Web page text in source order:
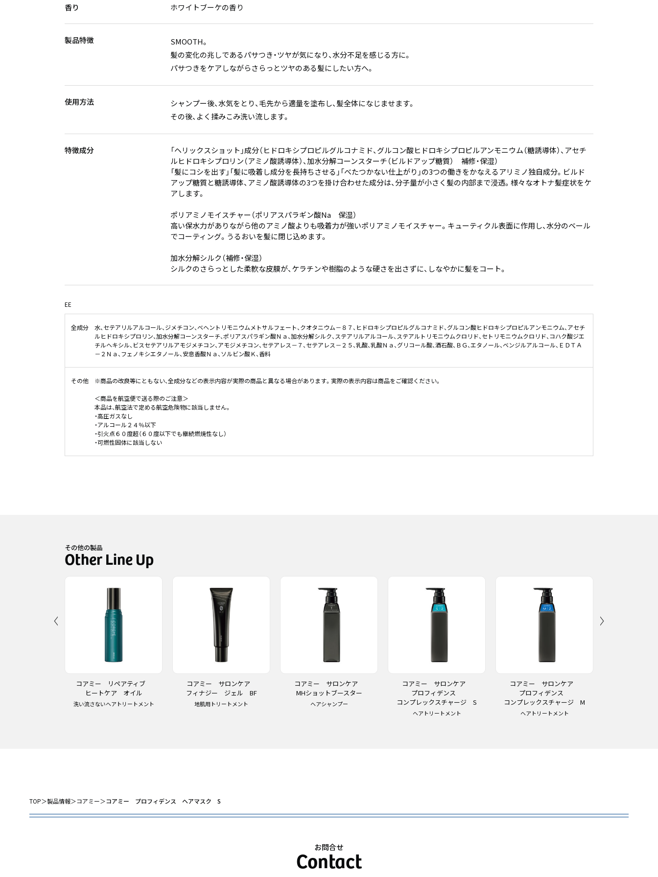
香り ホワイトブーケの香り
製品特徴
SMOOTH。
髪の変化の兆しであるパサつき・ツヤが気になり、水分不足を感じる方に。
パサつきをケアしながらさらっとツヤのある髪にしたい方へ。
使用方法
シャンプー後、水気をとり、毛先から適量を塗布し、髪全体になじませます。
その後、よく揉みこみ洗い流します。
特徴成分
「ヘリックスショット」成分（ヒドロキシプロピルグルコナミド、グルコン酸ヒドロキシプロピルアンモニウム（糖誘導体）、アセチ
ルヒドロキシプロリン（アミノ酸誘導体）、加水分解コーンスターチ（ビルドアップ糖質） 補修・保湿）
「髪にコシを出す」「髪に吸着し成分を長持ちさせる」「べたつかない仕上がり」の3つの働きをかなえるアリミノ独自成分。ビルド
アップ糖質と糖誘導体、アミノ酸誘導体の3つを掛け合わせた成分は、分子量が小さく髪の内部まで浸透。様々なオトナ髪症状をケ
アします。
ポリアミノモイスチャー（ポリアスパラギン酸Na 保湿）
高い保水力がありながら他のアミノ酸よりも吸着力が強いポリアミノモイスチャー。キューティクル表面に作用し、水分のベール
でコーティング。うるおいを髪に閉じ込めます。
加水分解シルク（補修・保湿）
シルクのさらっとした柔軟な皮膜が、ケラチンや樹脂のような硬さを出さずに、しなやかに髪をコート。
EE
全成分
水、セテアリルアルコール、ジメチコン、ベヘントリモニウムメトサルフェート、クオタニウム－８７、ヒドロキシプロピルグルコナミド、グルコン酸ヒドロキシプロピルアンモニウム、アセチ
ルヒドロキシプロリン、加水分解コーンスターチ、ポリアスパラギン酸Ｎａ、加水分解シルク、ステアリルアルコール、ステアルトリモニウムクロリド、セトリモニウムクロリド、コハク酸ジエ
チルヘキシル、ビスセテアリルアモジメチコン、アモジメチコン、セテアレス－７、セテアレス－２５、乳酸、乳酸Ｎａ、グリコール酸、酒石酸、ＢＧ、エタノール、ベンジルアルコール、ＥＤＴＡ
－２Ｎａ、フェノキシエタノール、安息香酸Ｎａ、ソルビン酸Ｋ、香料
その他 ※商品の改良等にともない、全成分などの表示内容が実際の商品と異なる場合があります。実際の表示内容は商品をご確認ください。
＜商品を航空便で送る際のご注意＞
本品は、航空法で定める航空危険物に該当しません。
・高圧ガスなし
・アルコール２４％以下
・引火点６０度超（６０度以下でも継続燃焼性なし）
・可燃性固体に該当しない
その他の製品
コアミー リペアティブ
ヒートケア オイル
洗い流さないヘアトリートメント
コアミー サロンケア
フィナジー ジェル BF
地肌用トリートメント
コアミー サロンケア
MHショットブースター
ヘアシャンプー
コアミー サロンケア
プロフィデンス
コンプレックスチャージ S
ヘアトリートメント
コアミー サロンケア
プロフィデンス
コンプレックスチャージ M
ヘアトリートメント
TOP＞製品情報＞コアミー＞コアミー プロフィデンス ヘアマスク S
お問合せ